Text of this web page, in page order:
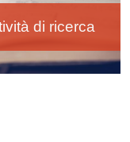
di ricerca